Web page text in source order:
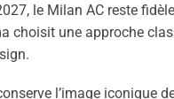
le Milan AC reste
choisit une approche
l’image iconique